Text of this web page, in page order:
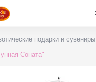
подарки и сувениры
Соната"